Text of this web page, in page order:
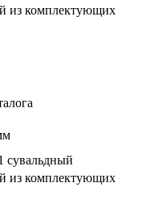
из комплектующих
сувальдный
из комплектующих